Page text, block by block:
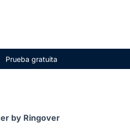
Prueba gratuita
by Ringover